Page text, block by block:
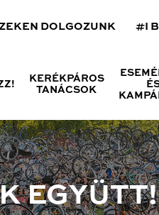
DOLGOZUNK #I
KERÉKPÁROS
TANÁCSOK
EGYÜTT!